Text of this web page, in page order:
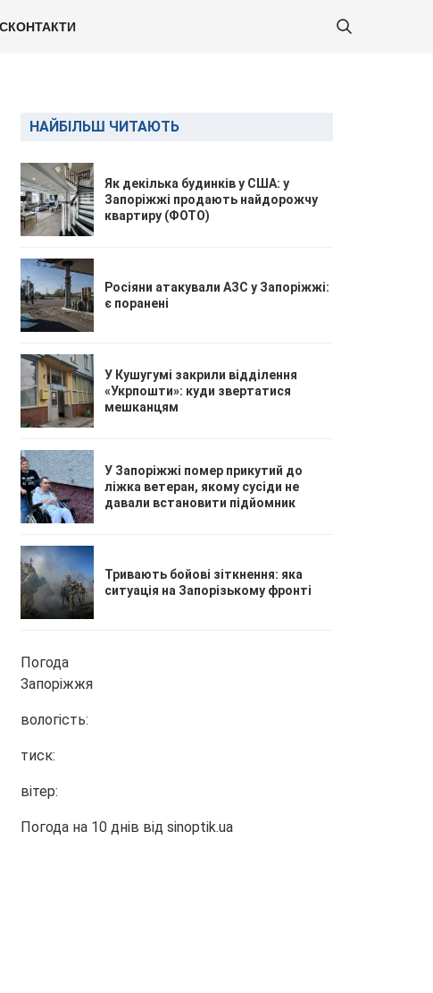
КОНТАКТИ
НАЙБІЛЬШ ЧИТАЮТЬ
Як декілька будинків у США: у
Запоріжжі продають найдорожчу
квартиру (ФОТО)
Росіяни атакували АЗС у Запоріжжі:
є поранені
У Кушугумі закрили відділення
«Укрпошти»: куди звертатися
мешканцям
У Запоріжжі помер прикутий до
ліжка ветеран, якому сусіди не
давали встановити підйомник
Тривають бойові зіткнення: яка
ситуація на Запорізькому фронті
Погода
Запоріжжя
вологість:
тиск:
вітер:
Погода на 10 днів від sinoptik.ua